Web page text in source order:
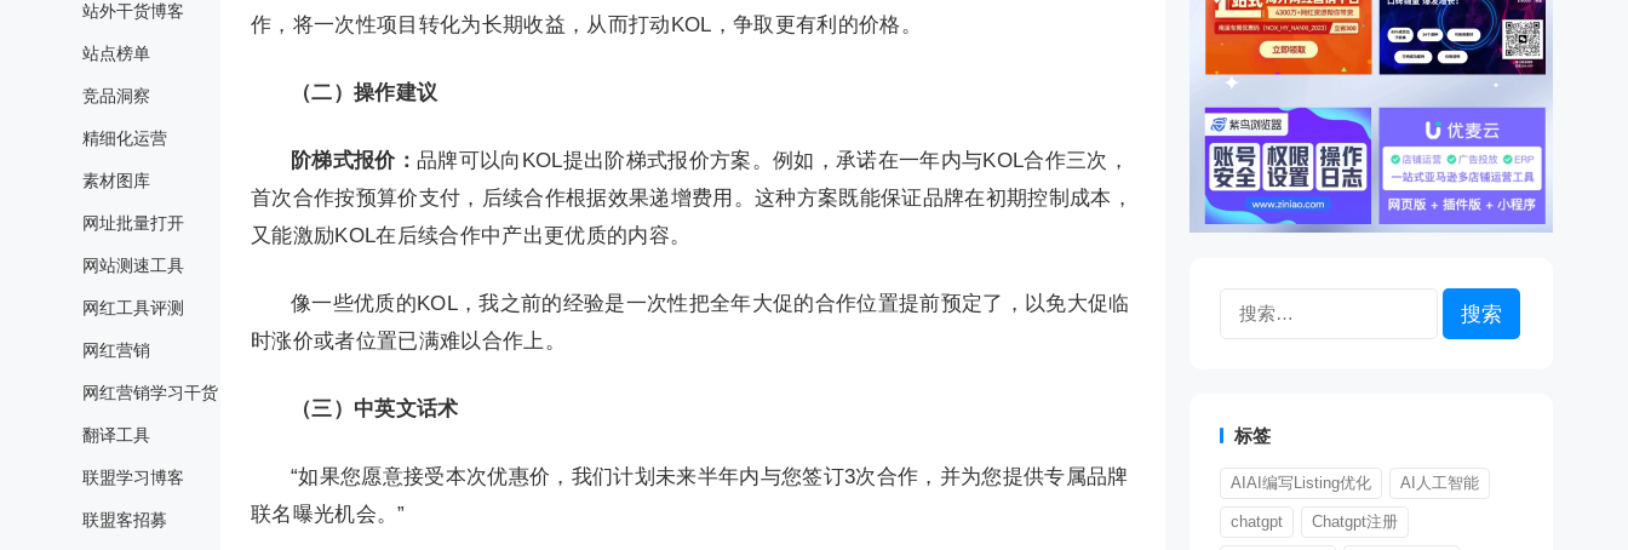
站外干货博客
站点榜单
竞品洞察
精细化运营
素材图库
网址批量打开
网站测速工具
网红工具评测
网红营销
网红营销学习干货
翻译工具
联盟学习博客
联盟客招募
作，将一次性项目转化为长期收益，从而打动KOL，争取更有利的价格。
（二）操作建议
阶梯式报价： 品牌可以向KOL提出阶梯式报价方案。例如，承诺在一年内与KOL合作三次，
首次合作按预算价支付，后续合作根据效果递增费用。这种方案既能保证品牌在初期控制成本，
又能激励KOL在后续合作中产出更优质的内容。
像一些优质的KOL，我之前的经验是一次性把全年大促的合作位置提前预定了，以免大促临
时涨价或者位置已满难以合作上。
（三）中英文话术
“如果您愿意接受本次优惠价，我们计划未来半年内与您签订3次合作，并为您提供专属品牌
联名曝光机会。”
标签
AIAI编写Listing优化 AI人工智能
chatgpt Chatgpt注册